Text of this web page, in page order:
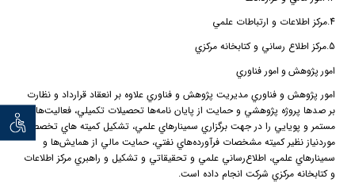
توان
4.مركز اطلاعات و ارتباطات علمي
5. مركز اطلاع رساني و كتابخانه مركزي
امور پژوهش و امور فناوري
امور پژوهش و فناوري مديريت پژوهش و فناوري علاوه بر انعقاد قرارداد و نظارت
بر صدها پروژه پژوهشي و حمايت از پايان نامه‌ها تحصيلات تكميلي، فعاليت‌هاي
مستمر و پويايي را در جهت برگزاري سمينارهاي علمي، تشكيل كميته هاي تخصصي
موردنياز نظير كميته مشخصات فرآورده‌هاي نفتي، حمايت مالي از همايش‌ها و
سمينارهاي علمي، اطلاع‌رساني علمي و تحقيقاتي و تشكيل و راهبري مركز اطلاعات
و كتابخانه مركزي شركت انجام داده است.